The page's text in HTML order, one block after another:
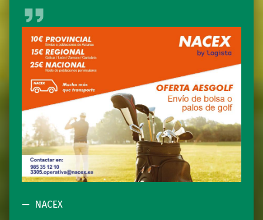
NACEX